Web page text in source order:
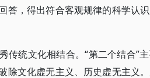
答，得出符合客观规律的科学认
传统文化相结合。“第二个结合”
除文化虚无主义、历史虚无主义